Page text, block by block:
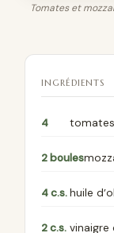
Tomates et
INGRÉDIENTS
4
2 boules
4 c.s.huile
2 c.s. vinaigre